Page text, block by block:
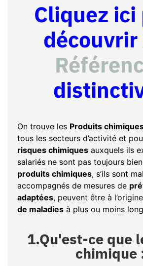
Cliquez ici
découvrir
On trouve les Produits
tous les secteurs d’activité et
risques chimiques auxquels ils
salariés ne sont pas toujours
produits chimiques, s’ils sont
accompagnés de mesures de
adaptées, peuvent être à l’origine
de maladies à plus ou moins
1.Qu'est-ce que
chimique